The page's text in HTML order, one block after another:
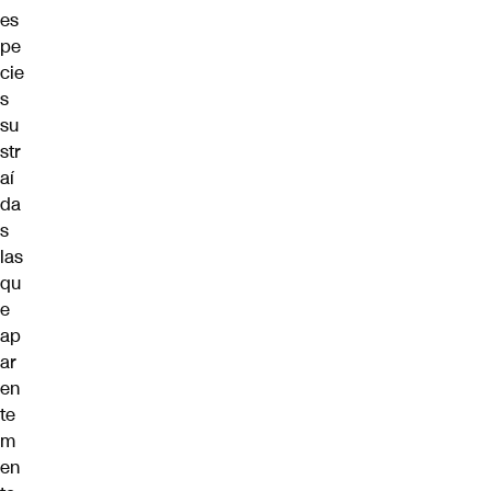
es
pe
cie
s
su
str
aí
da
s
las
qu
e
ap
ar
en
te
m
en